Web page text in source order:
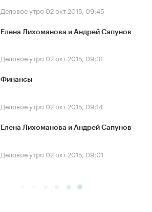
Деловое утро 02 окт 2015, 09:45
Елена Лихоманова и Андрей Сапунов
Деловое утро 02 окт 2015, 09:31
Финансы
Деловое утро 02 окт 2015, 09:14
Елена Лихоманова и Андрей Сапунов
Деловое утро 02 окт 2015, 09:01